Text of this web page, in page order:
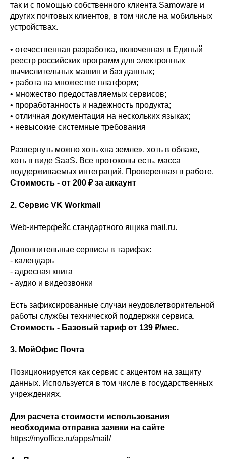
так и с помощью собственного клиента Samoware и
других почтовых клиентов, в том числе на мобильных
устройствах.
• отечественная разработка, включенная в Единый
реестр российских программ для электронных
вычислительных машин и баз данных;
• работа на множестве платформ;
• множество предоставляемых сервисов;
• проработанность и надежность продукта;
• отличная документация на нескольких языках;
• невысокие системные требования
Развернуть можно хоть «на земле», хоть в облаке,
хоть в виде SaaS. Все протоколы есть, масса
поддерживаемых интеграций. Проверенная в работе.
Стоимость - от 200 ₽ за аккаунт
2. Сервис VK Workmail
Web-интерфейс стандартного ящика mail.ru.
Дополнительные сервисы в тарифах:
- календарь
- адресная книга
- аудио и видеозвонки
Есть зафиксированные случаи неудовлетворительной
работы службы технической поддержки сервиса.
Стоимость - Базовый тариф от 139 ₽/мес.
3. МойОфис Почта
Позиционируется как сервис с акцентом на защиту
данных. Используется в том числе в государственных
учреждениях.
Для расчета стоимости использования
необходима отправка заявки на сайте
https://myoffice.ru/apps/mail/